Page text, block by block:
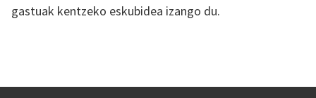
gastuak kentzeko eskubidea izango du.